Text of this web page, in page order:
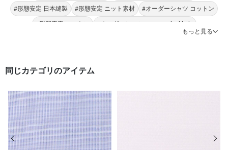
#形態安定 日本縫製 #形態安定 ニット素材 #オーダーシャツ コットン
#形態安定 コットン #オーダーシャツ Donato Vinci italy
もっと見る
同じカテゴリのアイテム
前の画像 次の